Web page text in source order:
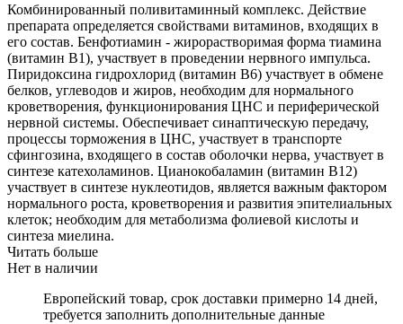
Комбинированный поливитаминный комплекс. Действие
препарата определяется свойствами витаминов, входящих в
его состав. Бенфотиамин - жирорастворимая форма тиамина
(витамин В1), участвует в проведении нервного импульса.
Пиридоксина гидрохлорид (витамин В6) участвует в обмене
белков, углеводов и жиров, необходим для нормального
кроветворения, функционирования ЦНС и периферической
нервной системы. Обеспечивает синаптическую передачу,
процессы торможения в ЦНС, участвует в транспорте
сфингозина, входящего в состав оболочки нерва, участвует в
синтезе катехоламинов. Цианокобаламин (витамин В12)
участвует в синтезе нуклеотидов, является важным фактором
нормального роста, кроветворения и развития эпителиальных
клеток; необходим для метаболизма фолиевой кислоты и
синтеза миелина.
Читать больше
Нет в наличии
Европейский товар, срок доставки примерно 14 дней,
требуется заполнить дополнительные данные